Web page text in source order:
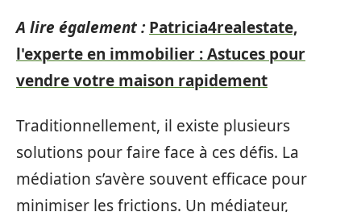
A lire également : Patricia4realestate,
l'experte en immobilier : Astuces pour
vendre votre maison rapidement
Traditionnellement, il existe plusieurs
solutions pour faire face à ces défis. La
médiation s’avère souvent efficace pour
minimiser les frictions. Un médiateur,